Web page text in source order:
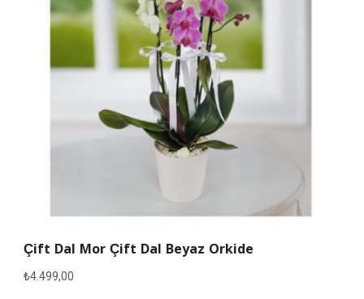
Çift Dal Mor Çift Dal Beyaz Orkide
₺4.499,00